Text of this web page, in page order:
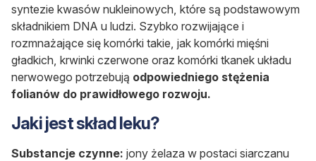
syntezie kwasów nukleinowych, które są podstawowym
składnikiem DNA u ludzi. Szybko rozwijające i
rozmnażające się komórki takie, jak komórki mięśni
gładkich, krwinki czerwone oraz komórki tkanek układu
nerwowego potrzebują odpowiedniego stężenia
folianów do prawidłowego rozwoju.
Jaki jest skład leku?
Substancje czynne: jony żelaza w postaci siarczanu